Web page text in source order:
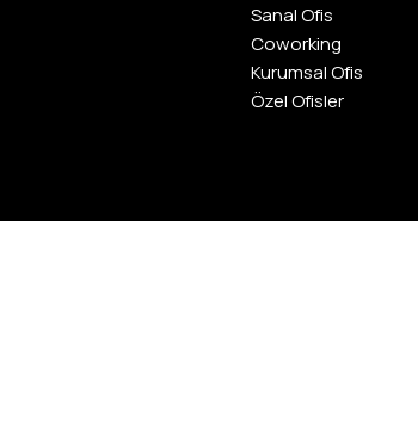
Sanal Ofis
Coworking
Kurumsal Ofis
Özel Ofisler